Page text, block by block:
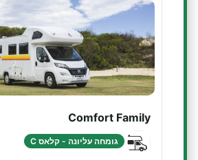
Comfort Family
גומחה עליונה - קלאס C